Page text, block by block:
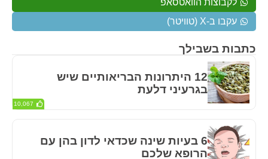
כתבות בשבילך
12 היתרונות הבריאותיים שיש
בגרעיני דלעת
10,067
6 בעיות שינה שכדאי לדון בהן עם
הרופא שלכם
עקבו ב-X (טוויטר)